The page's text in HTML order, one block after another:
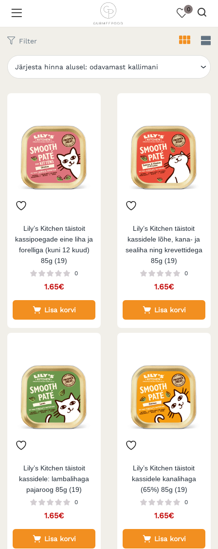
0
Filter
Järjesta hinna alusel: odavamast kallimani
Lily’s Kitchen täistoit
kassipoegade eine liha ja
forelliga (kuni 12 kuud)
85g (19)
0
1.65€
Lisa korvi
Lily’s Kitchen täistoit
kassidele lõhe, kana- ja
sealiha ning krevettidega
85g (19)
0
1.65€
Lisa korvi
Lily’s Kitchen täistoit
kassidele: lambalihaga
pajaroog 85g (19)
0
1.65€
Lisa korvi
Lily’s Kitchen täistoit
kassidele kanalihaga
(65%) 85g (19)
0
1.65€
Lisa korvi